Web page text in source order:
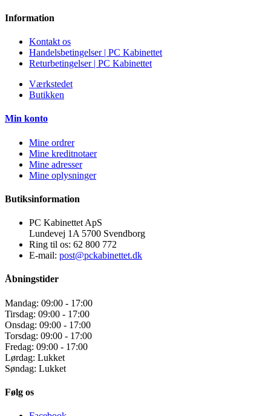
Information
Kontakt os
Handelsbetingelser | PC Kabinettet
Returbetingelser | PC Kabinettet
Værkstedet
Butikken
Min konto
Mine ordrer
Mine kreditnotaer
Mine adresser
Mine oplysninger
Butiksinformation
PC Kabinettet ApS
Lundevej 1A 5700 Svendborg
Ring til os: 62 800 772
E-mail: post@pckabinettet.dk
Åbningstider
Mandag: 09:00 - 17:00
Tirsdag: 09:00 - 17:00
Onsdag: 09:00 - 17:00
Torsdag: 09:00 - 17:00
Fredag: 09:00 - 17:00
Lørdag: Lukket
Søndag: Lukket
Følg os